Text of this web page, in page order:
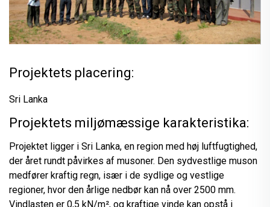
Projektets placering:
Sri Lanka
Projektets miljømæssige karakteristika:
Projektet ligger i Sri Lanka, en region med høj luftfugtighed,
der året rundt påvirkes af musoner. Den sydvestlige muson
medfører kraftig regn, især i de sydlige og vestlige
regioner, hvor den årlige nedbør kan nå over 2500 mm.
Vindlasten er 0,5 kN/m², og kraftige vinde kan opstå i